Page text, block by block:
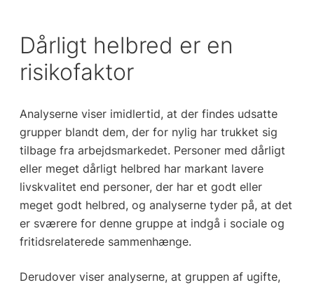
Dårligt helbred er en
risikofaktor
Analyserne viser imidlertid, at der findes udsatte
grupper blandt dem, der for nylig har trukket sig
tilbage fra arbejdsmarkedet. Personer med dårligt
eller meget dårligt helbred har markant lavere
livskvalitet end personer, der har et godt eller
meget godt helbred, og analyserne tyder på, at det
er sværere for denne gruppe at indgå i sociale og
fritidsrelaterede sammenhænge.
Derudover viser analyserne, at gruppen af ugifte,